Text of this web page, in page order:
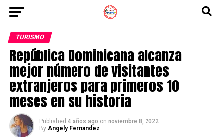
TURISMO
República Dominicana alcanza
mejor número de visitantes
extranjeros para primeros 10
meses en su historia
Published 4 años ago on noviembre 8, 2022
By Angely Fernandez